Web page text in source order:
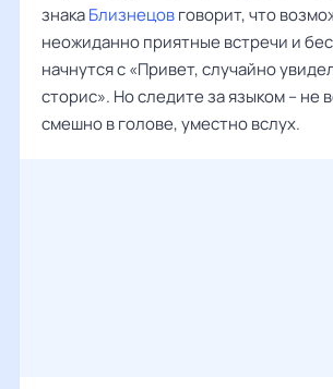
знакаБлизнецовговорит, что
неожиданно приятные встречи и
начнутся с «Привет, случайно
сторис». Но следите за языком – не
смешно в голове, уместно вслух.